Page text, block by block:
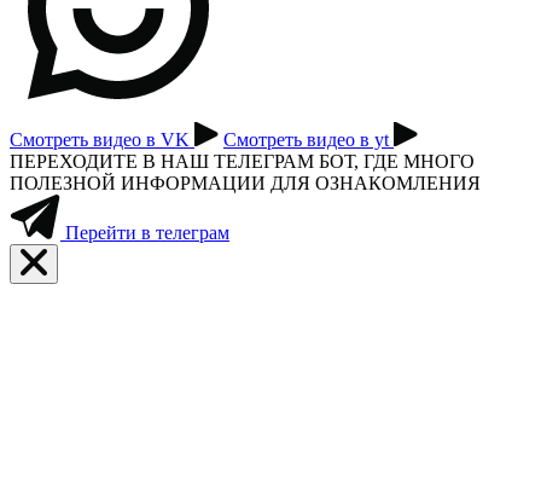
Смотреть видео в VK
Смотреть видео в yt
ПЕРЕХОДИТЕ В НАШ ТЕЛЕГРАМ БОТ, ГДЕ МНОГО
ПОЛЕЗНОЙ ИНФОРМАЦИИ ДЛЯ ОЗНАКОМЛЕНИЯ
Перейти в телеграм